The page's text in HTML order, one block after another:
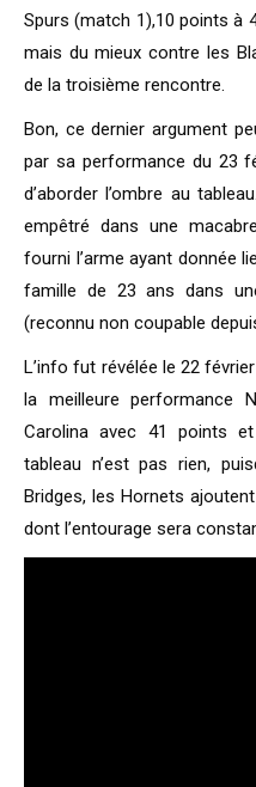
Spurs (match 1),10 points à
mais du mieux contre les
de la troisième rencontre.
Bon, ce dernier argument
par sa performance du 23
d’aborder l’ombre au
empêtré dans une
fourni l’arme ayant donnée
famille de 23 ans dans
(reconnu non coupable
L’info fut révélée le 22
la meilleure performance
Carolina avec 41 points
tableau n’est pas rien,
Bridges, les Hornets
dont l’entourage sera